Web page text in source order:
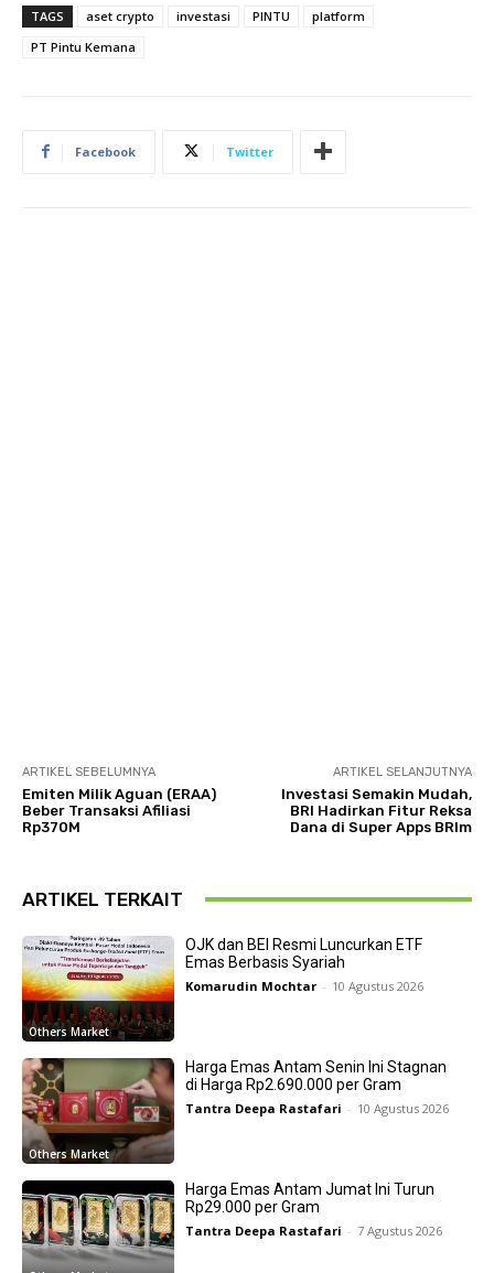
TAGS aset crypto investasi PINTU
platform
PT Pintu Kemana
Facebook Twitter
ARTIKEL SEBELUMNYA
Emiten Milik Aguan (ERAA)
Beber Transaksi Afiliasi
Rp370M
ARTIKEL SELANJUTNYA
Investasi Semakin Mudah,
BRI Hadirkan Fitur Reksa
Dana di Super Apps BRIm
ARTIKEL TERKAIT
Others Market
OJK dan BEI Resmi Luncurkan ETF
Emas Berbasis Syariah
Komarudin Mochtar - 10 Agustus 2026
Others Market
Harga Emas Antam Senin Ini Stagnan
di Harga Rp2.690.000 per Gram
Tantra Deepa Rastafari - 10 Agustus 2026
Harga Emas Antam Jumat Ini Turun
Rp29.000 per Gram
Tantra Deepa Rastafari - 7 Agustus 2026